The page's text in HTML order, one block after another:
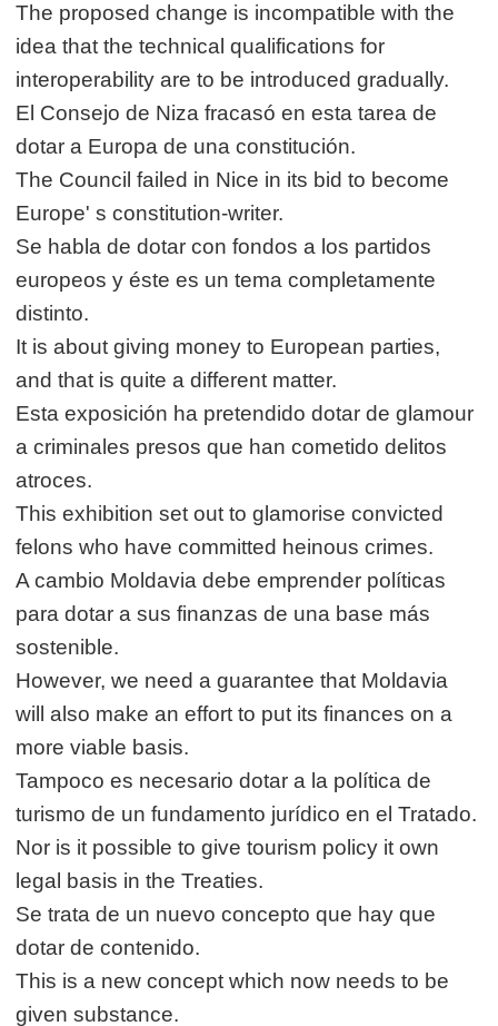
The proposed change is incompatible with the
idea that the technical qualifications for
interoperability are to be introduced gradually.
El Consejo de Niza fracasó en esta tarea de
dotar a Europa de una constitución.
The Council failed in Nice in its bid to become
Europe' s constitution-writer.
Se habla de dotar con fondos a los partidos
europeos y éste es un tema completamente
distinto.
It is about giving money to European parties,
and that is quite a different matter.
Esta exposición ha pretendido dotar de glamour
a criminales presos que han cometido delitos
atroces.
This exhibition set out to glamorise convicted
felons who have committed heinous crimes.
A cambio Moldavia debe emprender políticas
para dotar a sus finanzas de una base más
sostenible.
However, we need a guarantee that Moldavia
will also make an effort to put its finances on a
more viable basis.
Tampoco es necesario dotar a la política de
turismo de un fundamento jurídico en el Tratado.
Nor is it possible to give tourism policy it own
legal basis in the Treaties.
Se trata de un nuevo concepto que hay que
dotar de contenido.
This is a new concept which now needs to be
given substance.